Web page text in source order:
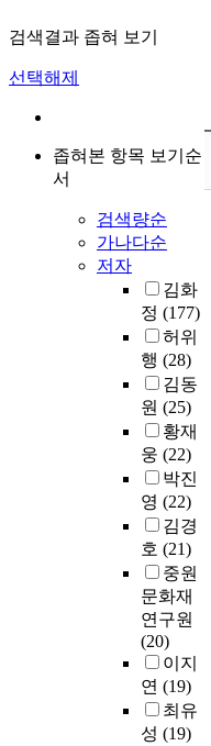
검색결과 좁혀 보기
선택해제
좁혀본 항목 보기순
서
검색량순
가나다순
저자
김화
정 (177)
허위
행 (28)
김동
원 (25)
황재
웅 (22)
박진
영 (22)
김경
호 (21)
중원
문화재
연구원
(20)
이지
연 (19)
최유
성 (19)